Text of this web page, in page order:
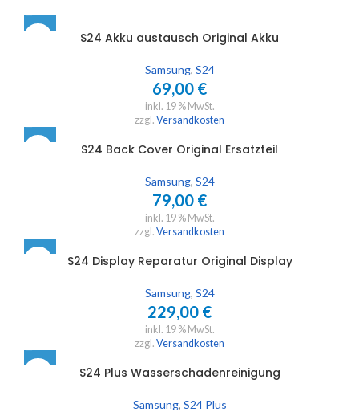
S24 Akku austausch Original Akku
Samsung, S24
69,00 €
inkl. 19 % MwSt.
zzgl. Versandkosten
S24 Back Cover Original Ersatzteil
Samsung, S24
79,00 €
inkl. 19 % MwSt.
zzgl. Versandkosten
S24 Display Reparatur Original Display
Samsung, S24
229,00 €
inkl. 19 % MwSt.
zzgl. Versandkosten
S24 Plus Wasserschadenreinigung
Samsung, S24 Plus